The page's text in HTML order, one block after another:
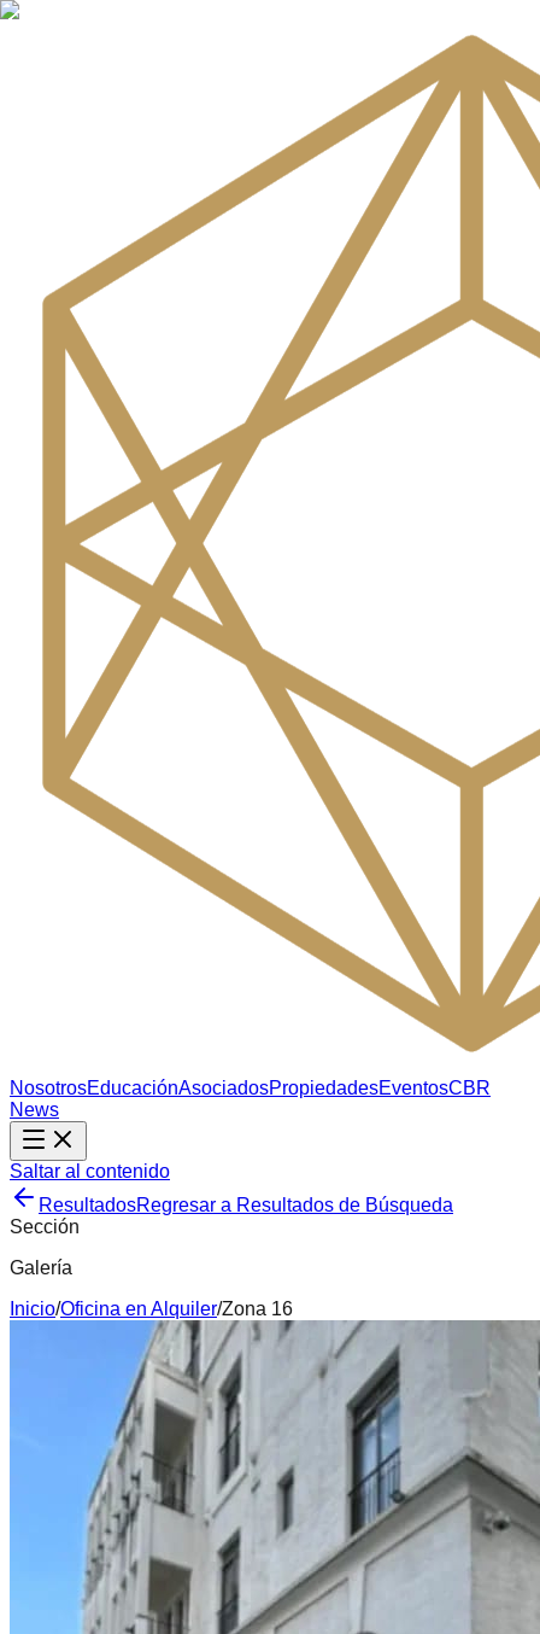
NosotrosEducaciónAsociadosPropiedadesEventosCBR
News
Saltar al contenido
ResultadosRegresar a Resultados de Búsqueda
Sección
Galería
Inicio/Oficina en Alquiler/Zona 16